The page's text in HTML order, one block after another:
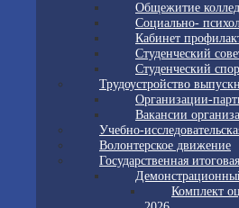
Общежитие
Социально-
Кабинет
Студенческий
Студенческий
Трудоустройство
Организации-
Вакансии
Учебно-
Волонтерское движение
Государственная
Комплект